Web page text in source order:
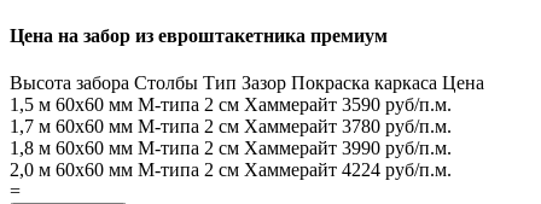
Цена на забор из евроштакетника премиум
Высота забора Столбы Тип Зазор Покраска каркаса Цена
1,5 м 60х60 мм М-типа 2 см Хаммерайт 3590 руб/п.м.
1,7 м 60х60 мм М-типа 2 см Хаммерайт 3780 руб/п.м.
1,8 м 60х60 мм М-типа 2 см Хаммерайт 3990 руб/п.м.
2,0 м 60х60 мм М-типа 2 см Хаммерайт 4224 руб/п.м.
=